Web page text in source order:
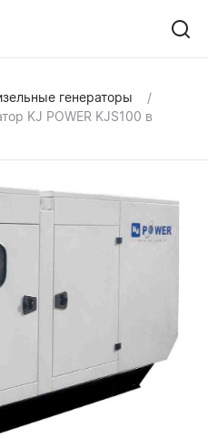
генераторы
KJ POWER KJS100 в